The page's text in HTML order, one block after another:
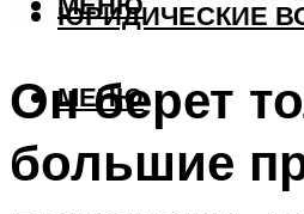
ЮРИДИЧЕСКИЕ
МЕНЮ
Он берет
большие